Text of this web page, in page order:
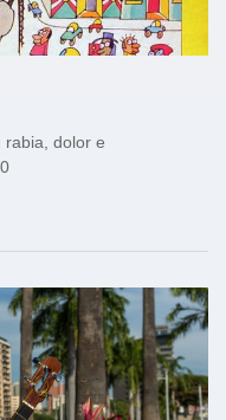
rabia, dolor e